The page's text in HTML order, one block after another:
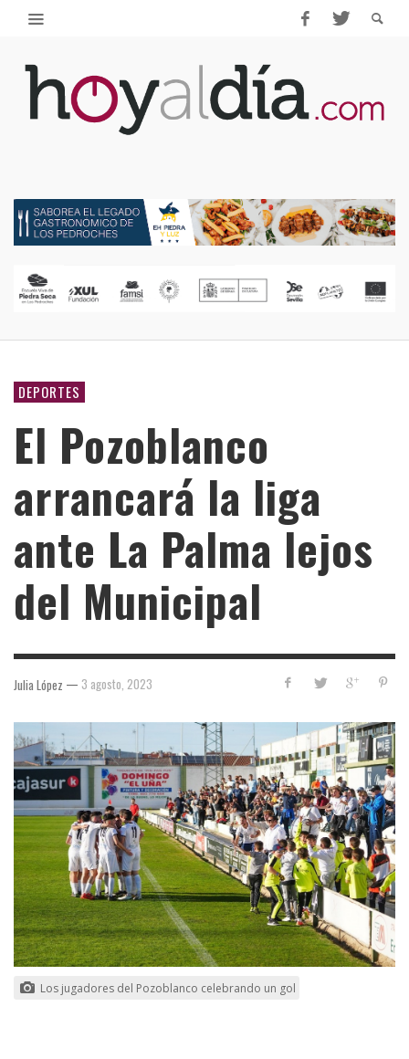
DEPORTES
El Pozoblanco
arrancará la liga
ante La Palma lejos
del Municipal
Julia López — 3 agosto, 2023
Los jugadores del Pozoblanco celebrando un gol